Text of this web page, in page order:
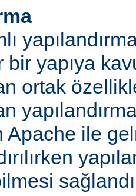
bir yapıya
ortak
Apache ile